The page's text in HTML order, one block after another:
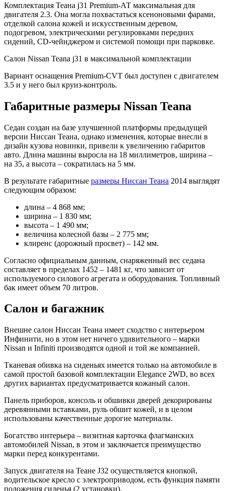
Комплектация Теана j31 Premium-АТ максимальная для
двигателя 2.3. Она могла похвастаться ксеноновыми фарами,
отделкой салона кожей и искусственным деревом,
подогревом, электрическими регулировками передних
сидений, CD-чейнджером и системой помощи при парковке.
Салон Nissan Teana j31 в максимальной комплектации
Вариант оснащения Premium-CVT был доступен с двигателем
3.5 и у него был круиз-контроль.
Габаритные размеры Nissan Teana
Седан создан на базе улучшенной платформы предыдущей
версии Ниссан Теана, однако изменения, которые внесли в
дизайн кузова новинки, привели к увеличению габаритов
авто. Длина машины выросла на 18 миллиметров, ширина –
на 35, а высота – сократилась на 5 мм.
В результате габаритные размеры Ниссан Теана 2014 выглядят
следующим образом:
длина – 4 868 мм;
ширина – 1 830 мм;
высота – 1 490 мм;
величина колесной базы – 2 775 мм;
клиренс (дорожный просвет) – 142 мм.
Согласно официальным данным, снаряженный вес седана
составляет в пределах 1452 – 1481 кг, что зависит от
используемого силового агрегата и оборудования. Топливный
бак имеет объем 70 литров.
Салон и багажник
Внешне салон Ниссан Теана имеет сходство с интерьером
Инфинити, но в этом нет ничего удивительного – марки
Nissan и Infiniti производятся одной и той же компанией.
Тканевая обивка на сиденьях имеется только на автомобиле в
самой простой базовой комплектации Elegance 2WD, во всех
других вариантах предусматривается кожаный салон.
Панель приборов, консоль и обшивки дверей декорированы
деревянными вставками, руль обшит кожей, и в целом
использованы качественные дорогие материалы.
Богатство интерьера – визитная карточка флагманских
автомобилей Nissan, в этом и заключается преимущество
марки перед конкурентами.
Запуск двигателя на Теане J32 осуществляется кнопкой,
водительское кресло с электроприводом, есть функция памяти
положения сиденья (2 установки).